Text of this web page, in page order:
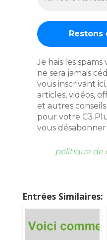
Je hais les spams
ne sera jamais
vous inscrivant
articles, vidéos,
et autres
pour votre C3
vous
politique de
Entrées Similaires: